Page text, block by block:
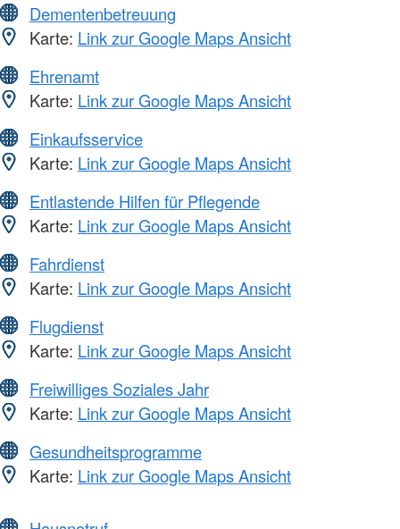
Dementenbetreuung
Karte: Link zur Google Maps Ansicht
Ehrenamt
Karte: Link zur Google Maps Ansicht
Einkaufsservice
Karte: Link zur Google Maps Ansicht
Entlastende Hilfen für Pflegende
Karte: Link zur Google Maps Ansicht
Fahrdienst
Karte: Link zur Google Maps Ansicht
Flugdienst
Karte: Link zur Google Maps Ansicht
Freiwilliges Soziales Jahr
Karte: Link zur Google Maps Ansicht
Gesundheitsprogramme
Karte: Link zur Google Maps Ansicht